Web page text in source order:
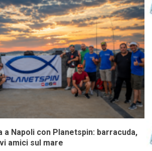
a Napoli con Planetspin: barracuda,
amici sul mare